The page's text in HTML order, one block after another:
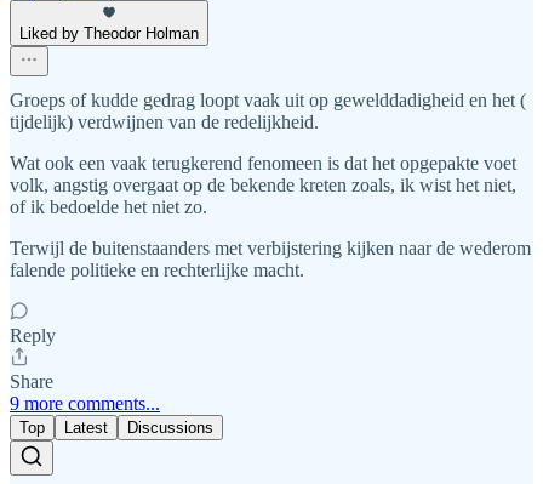
Liked by Theodor Holman
Groeps of kudde gedrag loopt vaak uit op gewelddadigheid en het (
tijdelijk) verdwijnen van de redelijkheid.
Wat ook een vaak terugkerend fenomeen is dat het opgepakte voet
volk, angstig overgaat op de bekende kreten zoals, ik wist het niet,
of ik bedoelde het niet zo.
Terwijl de buitenstaanders met verbijstering kijken naar de wederom
falende politieke en rechterlijke macht.
Reply
Share
9 more comments...
Top Latest Discussions